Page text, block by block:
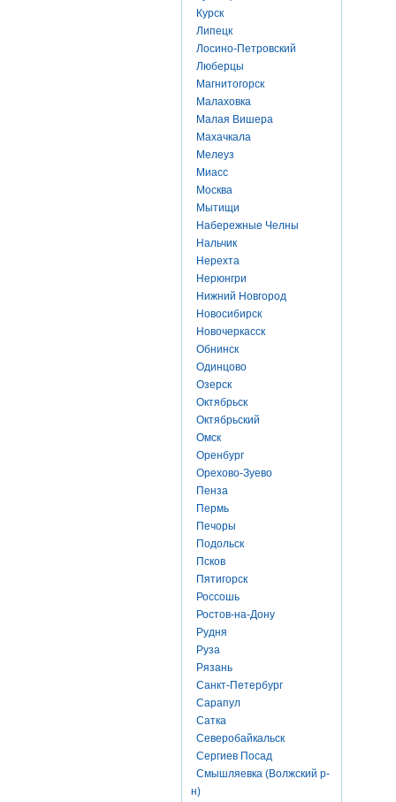
Курск
Липецк
Лосино-Петровский
Люберцы
Магнитогорск
Малаховка
Малая Вишера
Махачкала
Мелеуз
Миасс
Москва
Мытищи
Набережные Челны
Нальчик
Нерехта
Нерюнгри
Нижний Новгород
Новосибирск
Новочеркасск
Обнинск
Одинцово
Озерск
Октябрьск
Октябрьский
Омск
Оренбург
Орехово-Зуево
Пенза
Пермь
Печоры
Подольск
Псков
Пятигорск
Россошь
Ростов-на-Дону
Рудня
Руза
Рязань
Санкт-Петербург
Сарапул
Сатка
Северобайкальск
Сергиев Посад
Смышляевка (Волжский р-
н)